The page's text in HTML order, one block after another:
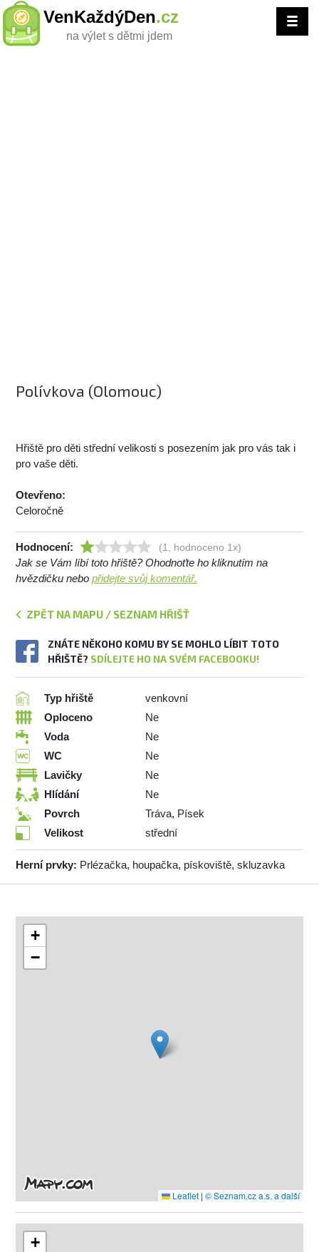
VenKaždýDen.cz
na výlet s dětmi jdem
Polívkova (Olomouc)
Hřiště pro děti střední velikosti s posezením jak pro vás tak i
pro vaše děti.
Otevřeno:
Celoročně
Hodnocení: (1, hodnoceno 1x)
Jak se Vám líbí toto hřiště? Ohodnoťte ho kliknutím na
hvězdičku nebopřidejte svůj komentář.
ZPĚT NA MAPU / SEZNAM HŘIŠŤ
ZNÁTE NĚKOHO KOMU BY SE MOHLO LÍBIT TOTO
HŘIŠTĚ? SDÍLEJTE HO NA SVÉM FACEBOOKU!
Typ hřiště
venkovní
Oploceno
Ne
Voda
Ne
WC
Ne
Lavičky
Ne
Hlídání
Ne
Povrch
Tráva, Písek
Velikost
střední
Herní prvky: Prlézačka, houpačka, pískoviště, skluzavka
+
−
Leaflet | © Seznam.cz a.s. a další
+